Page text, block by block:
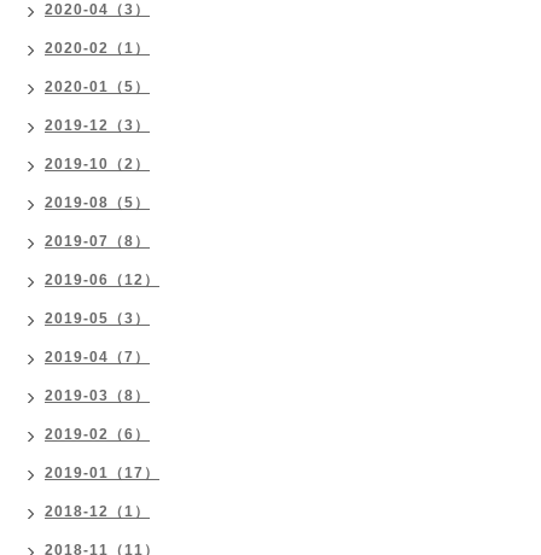
2020-04（3）
2020-02（1）
2020-01（5）
2019-12（3）
2019-10（2）
2019-08（5）
2019-07（8）
2019-06（12）
2019-05（3）
2019-04（7）
2019-03（8）
2019-02（6）
2019-01（17）
2018-12（1）
2018-11（11）